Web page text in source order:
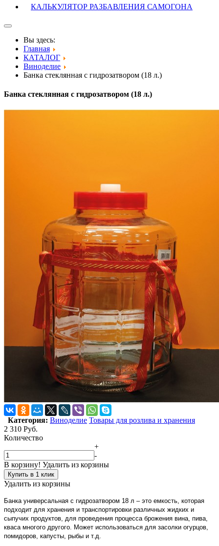
КАЛЬКУЛЯТОР РАЗБАВЛЕНИЯ САМОГОНА
Вы здесь:
Главная
КАТАЛОГ
Виноделие
Банка стеклянная с гидрозатвором (18 л.)
Банка стеклянная с гидрозатвором (18 л.)
Категория: Виноделие Товары для розлива и хранения
2 310 Руб.
Количество
+
-
В корзину! Удалить из корзины
Купить в 1 клик
Удалить из корзины
Банка универсальная с гидрозатвором 18 л – это емкость, которая
подходит для хранения и транспортировки различных жидких и
сыпучих продуктов, для проведения процесса брожения вина, пива,
кваса многого другого. Может использоваться для засолки огурцов,
помидоров, капусты, рыбы и т.д.